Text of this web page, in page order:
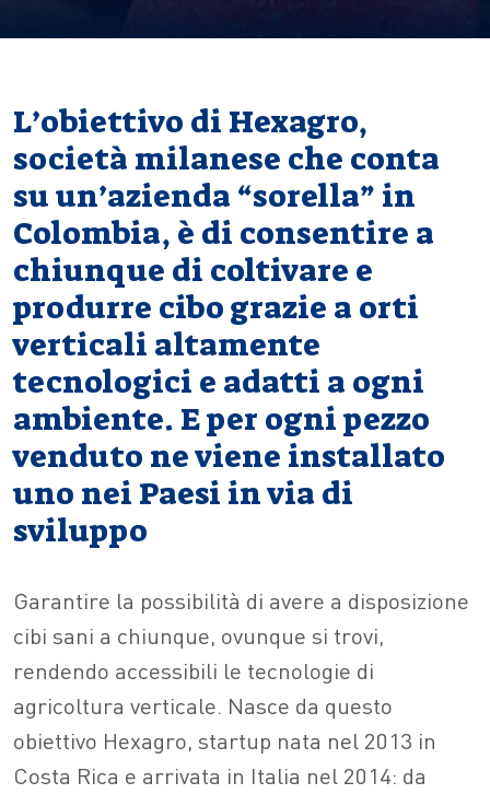
L’obiettivo di Hexagro,
società milanese che conta
su un’azienda “sorella” in
Colombia, è di consentire a
chiunque di coltivare e
produrre cibo grazie a orti
verticali altamente
tecnologici e adatti a ogni
ambiente. E per ogni pezzo
venduto ne viene installato
uno nei Paesi in via di
sviluppo
Garantire la possibilità di avere a disposizione
cibi sani a chiunque, ovunque si trovi,
rendendo accessibili le tecnologie di
agricoltura verticale. Nasce da questo
obiettivo Hexagro, startup nata nel 2013 in
Costa Rica e arrivata in Italia nel 2014: da